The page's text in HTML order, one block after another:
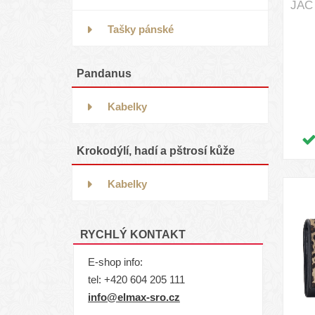
Tašky pánské
Pandanus
Kabelky
Krokodýlí, hadí a pštrosí kůže
Kabelky
RYCHLÝ KONTAKT
E-shop info:
tel: +420 604 205 111
info@elmax-sro.cz
JAC